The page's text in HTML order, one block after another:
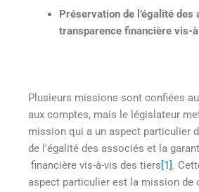
Préservation de l’égalité des
transparence financière vis-
Plusieurs missions sont confiées
aux comptes, mais le législateur
mission qui a un aspect particulier
de l’égalité des associés et la
financière vis-à-vis des tiers[1].
aspect particulier est la mission de